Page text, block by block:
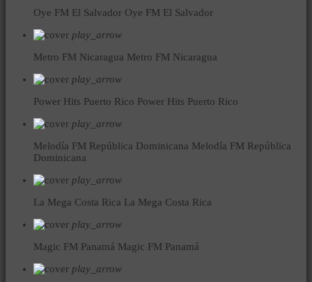
Oye FM El Salvador Oye FM El Salvador
play_arrow
Metro FM Nicaragua Metro FM Nicaragua
play_arrow
Power Hits Puerto Rico Power Hits Puerto Rico
play_arrow
Melodía FM República Dominicana Melodía FM República
Dominicana
play_arrow
La Mega Costa Rica La Mega Costa Rica
play_arrow
Magic FM Panamá Magic FM Panamá
play_arrow